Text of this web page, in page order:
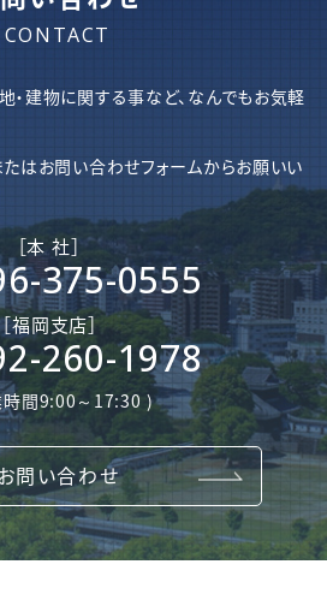
CONTACT
建物に関する事など、なんでもお気軽
はお問い合わせフォームからお願いい
［本 社］
375-0555
［​福岡支店］
260-1978
時間9:00～17:30 )
問い合わせ